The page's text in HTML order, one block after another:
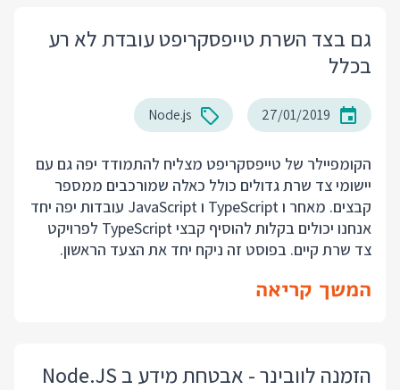
גם בצד השרת טייפסקריפט עובדת לא רע
בכלל
27/01/2019
Node.js
הקומפיילר של טייפסקריפט מצליח להתמודד יפה גם עם
יישומי צד שרת גדולים כולל כאלה שמורכבים ממספר
קבצים. מאחר ו TypeScript ו JavaScript עובדות יפה יחד
אנחנו יכולים בקלות להוסיף קבצי TypeScript לפרויקט
צד שרת קיים. בפוסט זה ניקח יחד את הצעד הראשון.
המשך קריאה
הזמנה לוובינר - אבטחת מידע ב Node.JS